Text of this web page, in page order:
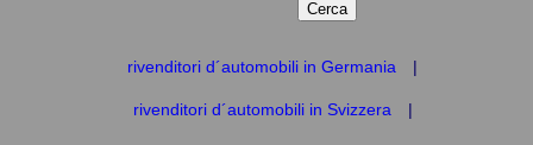
rivenditori d´automobili in Germania |
rivenditori d´automobili in Svizzera |